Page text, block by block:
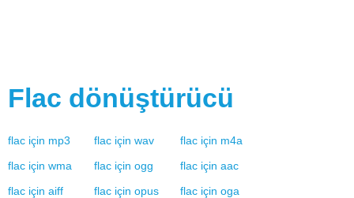
Flac dönüştürücü
flac için mp3 flac için wav flac için m4a
flac için wma flac için ogg flac için aac
flac için aiff flac için opus flac için oga